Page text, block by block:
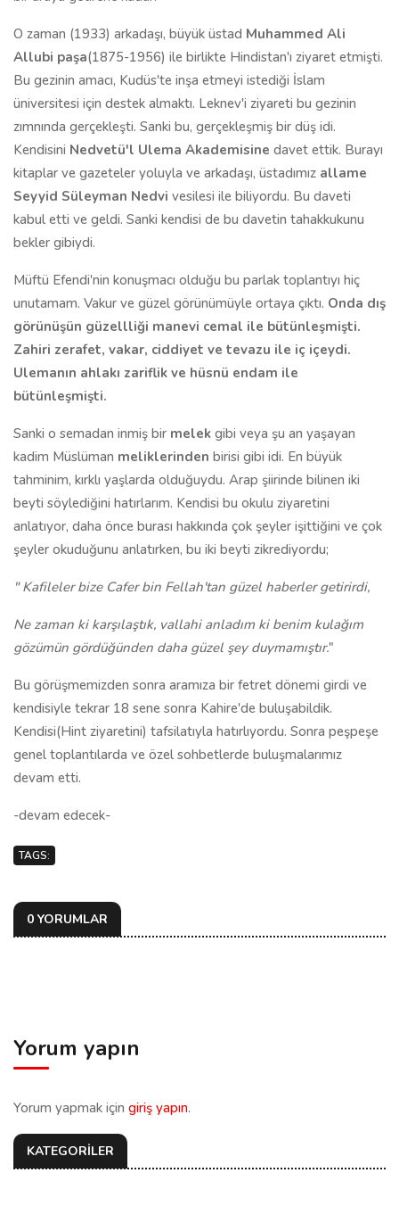
O zaman (1933) arkadaşı, büyük üstad Muhammed Ali
Allubi paşa(1875-1956) ile birlikte Hindistan'ı ziyaret etmişti.
Bu gezinin amacı, Kudüs'te inşa etmeyi istediği İslam
üniversitesi için destek almaktı. Leknev'i ziyareti bu gezinin
zımnında gerçekleşti. Sanki bu, gerçekleşmiş bir düş idi.
Kendisini Nedvetü'l Ulema Akademisine davet ettik. Burayı
kitaplar ve gazeteler yoluyla ve arkadaşı, üstadımız allame
Seyyid Süleyman Nedvi vesilesi ile biliyordu. Bu daveti
kabul etti ve geldi. Sanki kendisi de bu davetin tahakkukunu
bekler gibiydi.
Müftü Efendi'nin konuşmacı olduğu bu parlak toplantıyı hiç
unutamam. Vakur ve güzel görünümüyle ortaya çıktı. Onda dış
görünüşün güzellliği manevi cemal ile bütünleşmişti.
Zahiri zerafet, vakar, ciddiyet ve tevazu ile iç içeydi.
Ulemanın ahlakı zariflik ve hüsnü endam ile
bütünleşmişti.
Sanki o semadan inmiş bir melek gibi veya şu an yaşayan
kadim Müslüman meliklerinden birisi gibi idi. En büyük
tahminim, kırklı yaşlarda olduğuydu. Arap şiirinde bilinen iki
beyti söylediğini hatırlarım. Kendisi bu okulu ziyaretini
anlatıyor, daha önce burası hakkında çok şeyler işittiğini ve çok
şeyler okuduğunu anlatırken, bu iki beyti zikrediyordu;
"Kafileler bize Cafer bin Fellah'tan güzel haberler getirirdi,
Ne zaman ki karşılaştık, vallahi anladım ki benim kulağım
gözümün gördüğünden daha güzel şey duymamıştır."
Bu görüşmemizden sonra aramıza bir fetret dönemi girdi ve
kendisiyle tekrar 18 sene sonra Kahire'de buluşabildik.
Kendisi(Hint ziyaretini) tafsilatıyla hatırlıyordu. Sonra peşpeşe
genel toplantılarda ve özel sohbetlerde buluşmalarımız
devam etti.
-devam edecek-
TAGS:
0 YORUMLAR
Yorum yapın
Yorum yapmak için giriş yapın.
KATEGORİLER